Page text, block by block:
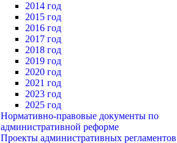
2014 год
2015 год
2016 год
2017 год
2018 год
2019 год
2020 год
2021 год
2023 год
2025 год
Нормативно-правовые документы по
административной реформе
Проекты административных регламентов